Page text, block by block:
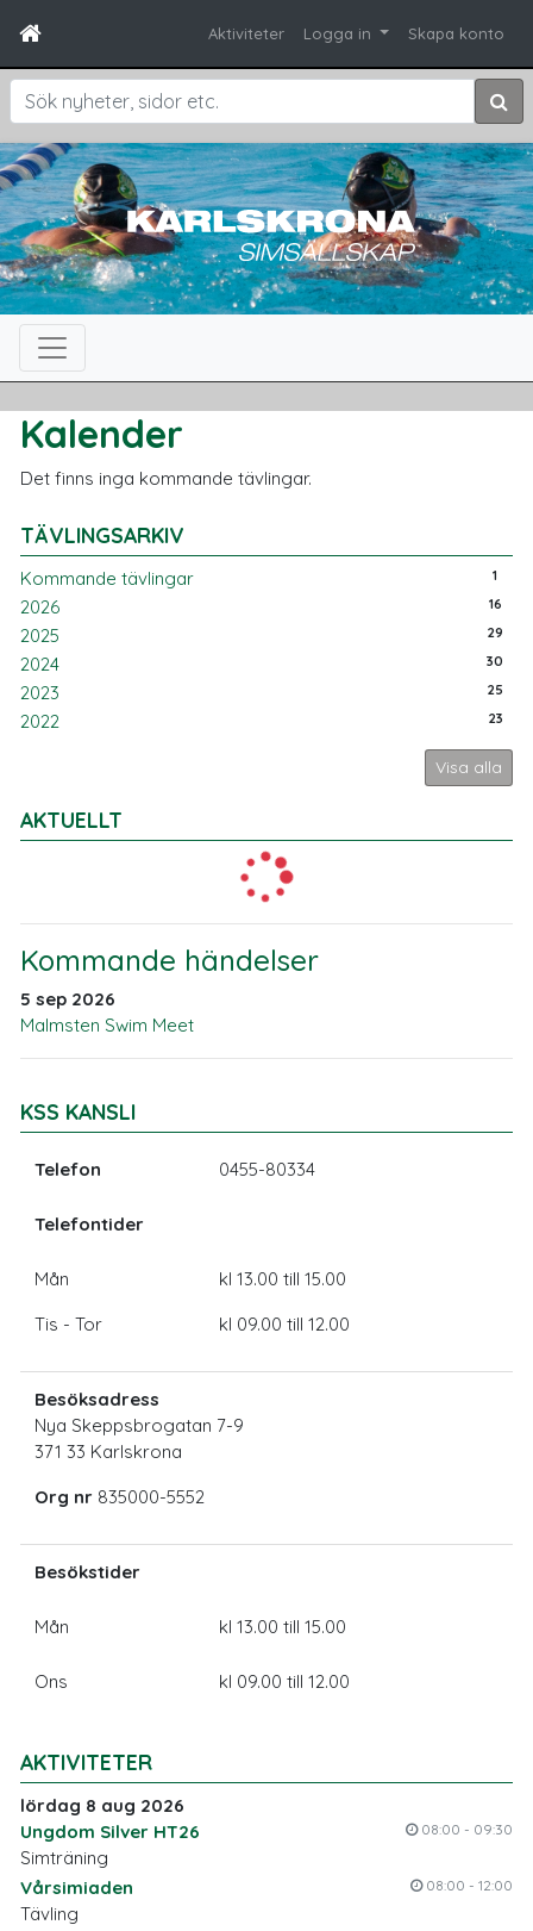
Aktiviteter Logga in Skapa konto
Sök
TÄVLINGSARKIV
Kommande tävlingar 1
2026 16
2025 29
2024 30
2023 25
2022 23
Visa alla
AKTUELLT
Kommande händelser
5 sep 2026
Malmsten Swim Meet
Kalender
Det finns inga kommande tävlingar.
KSS KANSLI
Telefon 0455-80334
Telefontider
Mån
Tis - Tor
kl 13.00 till 15.00
kl 09.00 till 12.00
Besöksadress
Nya Skeppsbrogatan 7-9
371 33 Karlskrona
Org nr 835000-5552
Besökstider
Mån kl 13.00 till 15.00
Ons kl 09.00 till 12.00
AKTIVITETER
lördag 8 aug 2026
Ungdom Silver HT26
08:00 - 09:30
Simträning
Vårsimiaden
08:00 - 12:00
Tävling